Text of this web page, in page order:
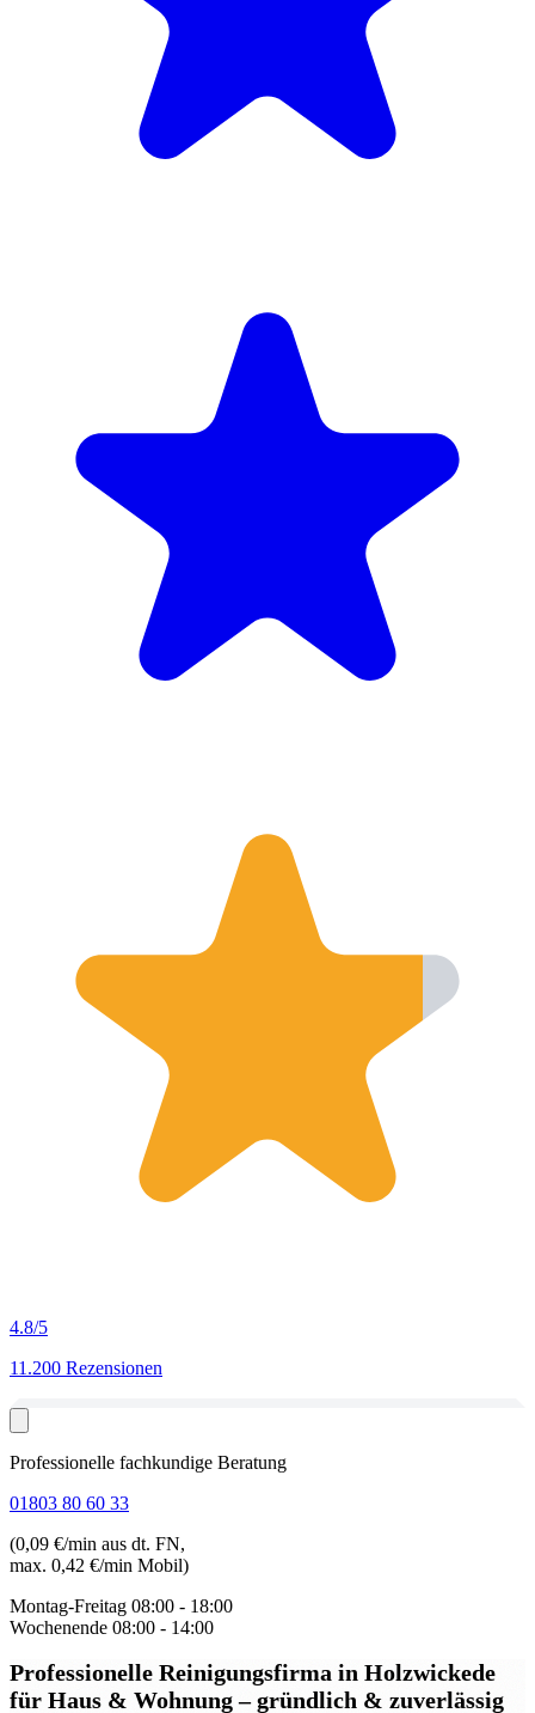
4.8/5
11.200 Rezensionen
Professionelle fachkundige Beratung
01803 80 60 33
(0,09 €/min aus dt. FN,
max. 0,42 €/min Mobil)
Montag-Freitag 08:00 - 18:00
Wochenende 08:00 - 14:00
Professionelle Reinigungsfirma in Holzwickede
für Haus & Wohnung – gründlich & zuverlässig